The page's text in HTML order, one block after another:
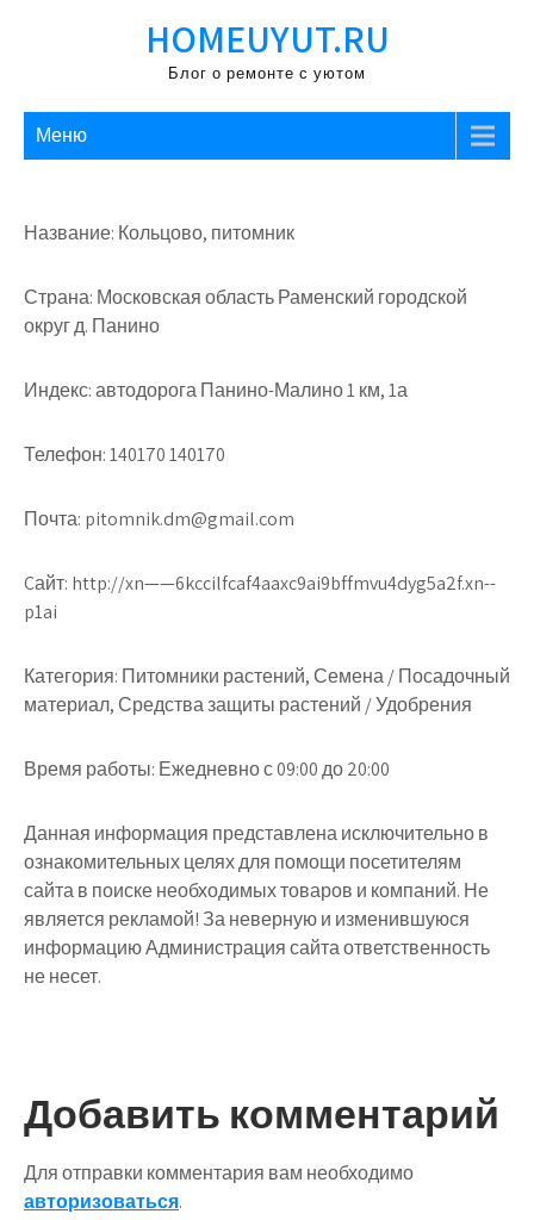
HOMEUYUT.RU
Блог о ремонте с уютом
Меню
Название: Кольцово, питомник
Страна: Московская область Раменский городской
округ д. Панино
Индекс: автодорога Панино-Малино 1 км, 1а
Телефон: 140170 140170
Почта: pitomnik.dm@gmail.com
Cайт: http://xn——6kccilfcaf4aaxc9ai9bffmvu4dyg5a2f.xn--
p1ai
Категория: Питомники растений, Семена / Посадочный
материал, Средства защиты растений / Удобрения
Время работы: Ежедневно с 09:00 до 20:00
Данная информация представлена исключительно в
ознакомительных целях для помощи посетителям
сайта в поиске необходимых товаров и компаний. Не
является рекламой! За неверную и изменившуюся
информацию Администрация сайта ответственность
не несет.
Добавить комментарий
Для отправки комментария вам необходимо
авторизоваться.